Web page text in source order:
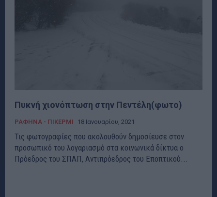
Πυκνή χιονόπτωση στην Πεντέλη(φωτο)
ΡΑΦΗΝΑ - ΠΙΚΕΡΜΙ 18 Ιανουαρίου, 2021
Τις φωτογραφίες που ακολουθούν δημοσίευσε στον
προσωπικό του λογαριασμό στα κοινωνικά δίκτυα ο
Πρόεδρος του ΣΠΑΠ, Αντιπρόεδρος του Εποπτικού...